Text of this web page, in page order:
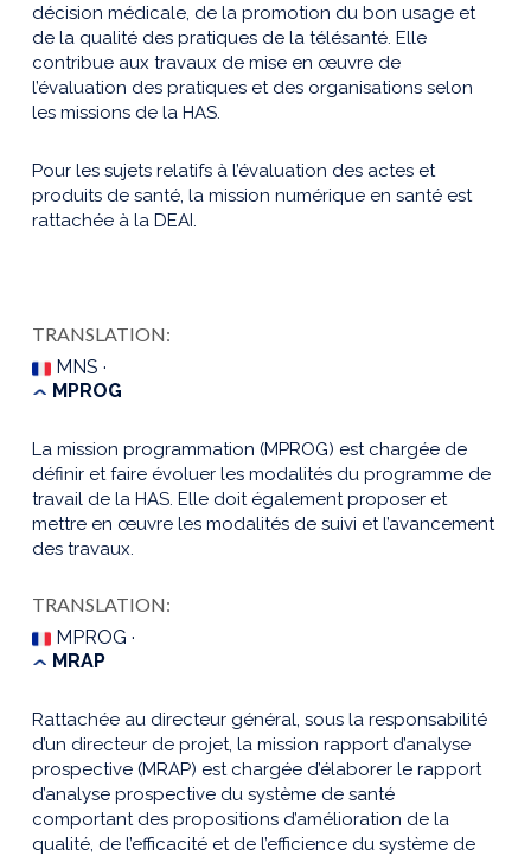
décision médicale, de la promotion du bon usage et
de la qualité des pratiques de la télésanté. Elle
contribue aux travaux de mise en œuvre de
l’évaluation des pratiques et des organisations selon
les missions de la HAS.
Pour les sujets relatifs à l’évaluation des actes et
produits de santé, la mission numérique en santé est
rattachée à la DEAI.
TRANSLATION:
MNS ·
MPROG
La mission programmation (MPROG) est chargée de
définir et faire évoluer les modalités du programme de
travail de la HAS. Elle doit également proposer et
mettre en œuvre les modalités de suivi et l’avancement
des travaux.
TRANSLATION:
MPROG ·
MRAP
Rattachée au directeur général, sous la responsabilité
d’un directeur de projet, la mission rapport d’analyse
prospective (MRAP) est chargée d’élaborer le rapport
d’analyse prospective du système de santé
comportant des propositions d’amélioration de la
qualité, de l’efficacité et de l’efficience du système de